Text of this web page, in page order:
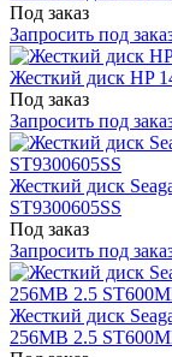
Под заказ
Запросить под
Жесткий диск HP
Под заказ
Запросить под
Жесткий диск
ST9300605SS
Под заказ
Запросить под
Жесткий диск
256MB 2.5